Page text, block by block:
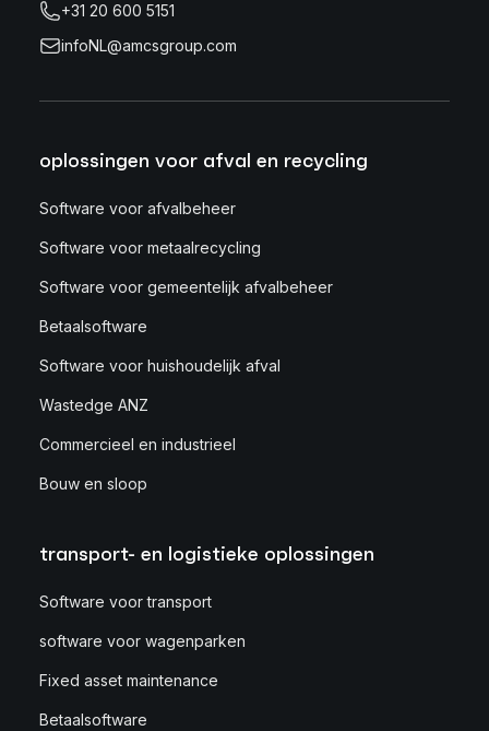
+31 20 600 5151
infoNL@amcsgroup.com
oplossingen voor afval en recycling
Software voor afvalbeheer
Software voor metaalrecycling
Software voor gemeentelijk afvalbeheer
Betaalsoftware
Software voor huishoudelijk afval
Wastedge ANZ
Commercieel en industrieel
Bouw en sloop
transport- en logistieke oplossingen
Software voor transport
software voor wagenparken
Fixed asset maintenance
Betaalsoftware